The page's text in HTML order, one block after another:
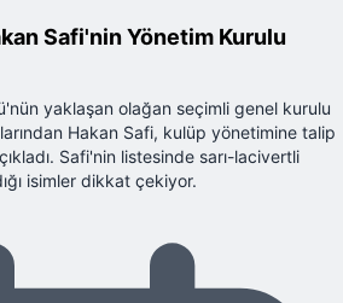
Safi'nin Yönetim Kurulu
yaklaşan olağan seçimli genel kurulu
Hakan Safi, kulüp yönetimine talip
Safi'nin listesinde sarı-lacivertli
isimler dikkat çekiyor.